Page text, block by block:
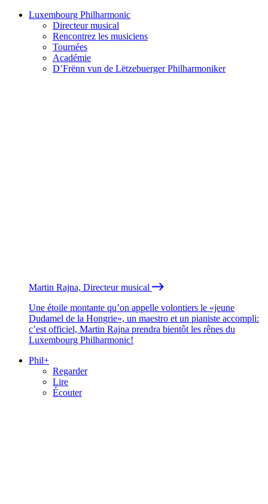
Luxembourg Philharmonic
Directeur musical
Rencontrez les musiciens
Tournées
Académie
D’Frënn vun de Lëtzebuerger Philharmoniker
Martin Rajna, Directeur musical
Une étoile montante qu’on appelle volontiers le «jeune
Dudamel de la Hongrie», un maestro et un pianiste accompli:
c’est officiel, Martin Rajna prendra bientôt les rênes du
Luxembourg Philharmonic!
Phil+
Regarder
Lire
Écouter